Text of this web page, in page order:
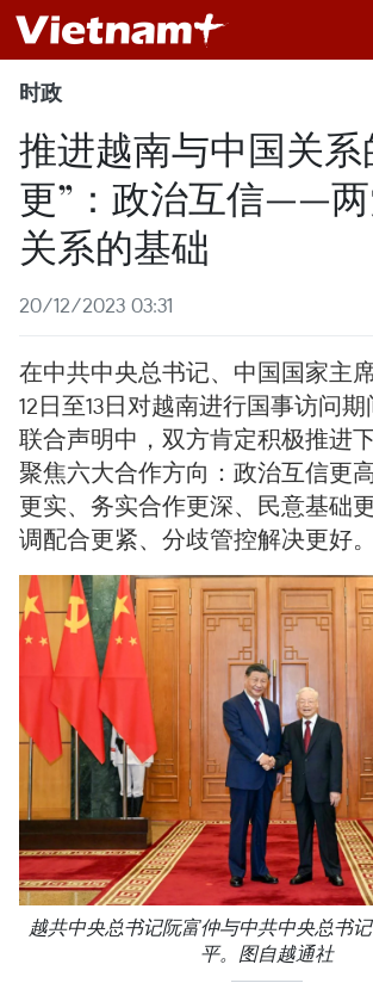
时政
推进越南与中国关系
更”：政治互信——
关系的基础
20/12/2023 03:31
在中共中央总书记、中国国家主
12日至13日对越南进行国事访问
联合声明中，双方肯定积极推进
聚焦六大合作方向：政治互信更
更实、务实合作更深、民意基础
调配合更紧、分歧管控解决更好。
越共中央总书记阮富仲与中共中央总书
平。图自越通社